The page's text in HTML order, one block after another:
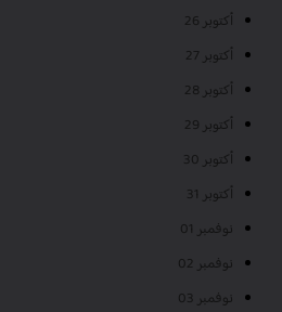
أكتوبر 26
أكتوبر 27
أكتوبر 28
أكتوبر 29
أكتوبر 30
أكتوبر 31
نوفمبر 01
نوفمبر 02
نوفمبر 03